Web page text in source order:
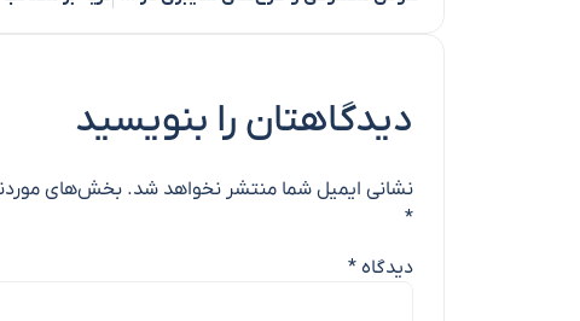
دیدگاهتان را بنویسید
نشانی ایمیل شما منتشر نخواهد شد. بخش‌های
*
دیدگاه *